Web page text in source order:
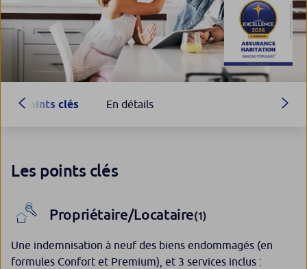
Points clés En détails
Les points clés
Propriétaire/Locataire(1)
Une indemnisation à neuf des biens endommagés (en
formules Confort et Premium), et 3 services inclus :